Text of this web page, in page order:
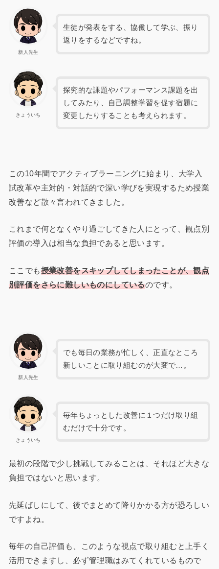
新人先生
生徒が発表をする、協働して学ぶ、振り
返りをするなどですね。
きょういち
探究的な課題やパフォーマンス課題を出
してみたり、自己調整学習を促す宿題に
変更したりすることも考えられます。
この10年間でアクティブラーニングに始まり、大学入
試改革や主対的・対話的で深い学びを実現するため授業
改善など散々言われてきました。
これまで何となくやり過ごしてきた人にとって、観点別
評価の導入は相当な負担であると思います。
ここでも授業改善をスキップしてしまったことが、観点
別評価をさらに難しいものにしているのです。
新人先生
でも毎日の業務が忙しく、正直なところ
新しいことに取り組むのが大変で…。
きょういち
毎年ちょっとした改善に１つだけ取り組
むだけで十分です。
最初の段階で少し挑戦してみることは、それほど大きな
負担ではないと思います。
先延ばしにして、後でまとめて降りかかる方が恐ろしい
ですよね。
毎年の自己評価も、このような視点で取り組むと上手く
活用できますし、必ず管理職はみてくれているもので